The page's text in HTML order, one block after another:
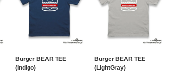
Burger BEAR TEE
(Indigo)
Burger BEAR TEE
(LightGray)